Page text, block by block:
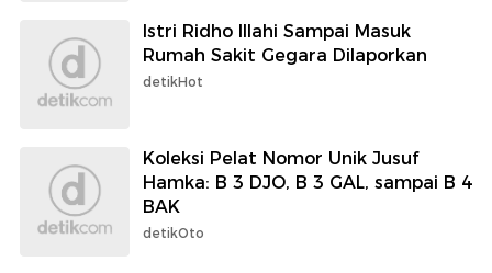
Istri Ridho Illahi Sampai Masuk
Rumah Sakit Gegara Dilaporkan
detikHot
Koleksi Pelat Nomor Unik Jusuf
Hamka: B 3 DJO, B 3 GAL, sampai B 4
BAK
detikOto